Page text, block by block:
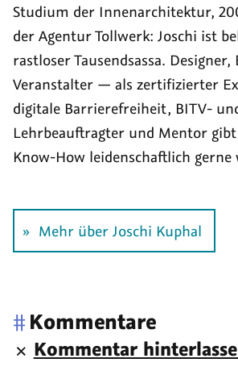
Studium der Innen­architektur,
der Agentur Tollwerk: Joschi ist
rastloser Tausend­sassa.
Veranstalter — als zerti­fizierter
digitale Barriere­freiheit, BITV-
Lehr­beauf­tragter und Mentor gibt
Know-How leiden­schaftlich gerne
Mehr über Joschi Kuphal
# Kommentare
Kommentar